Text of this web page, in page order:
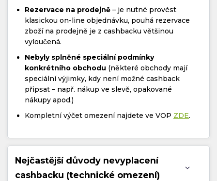
Rezervace na prodejně – je nutné provést
klasickou on-line objednávku, pouhá rezervace
zboží na prodejně je z cashbacku většinou
vyloučená.
Nebyly splněné speciální podmínky
konkrétního obchodu (některé obchody mají
speciální výjimky, kdy není možné cashback
připsat – např. nákup ve slevě, opakované
nákupy apod.)
Kompletní výčet omezení najdete ve VOP ZDE.
Nejčastější důvody nevyplacení
cashbacku (technické omezení)